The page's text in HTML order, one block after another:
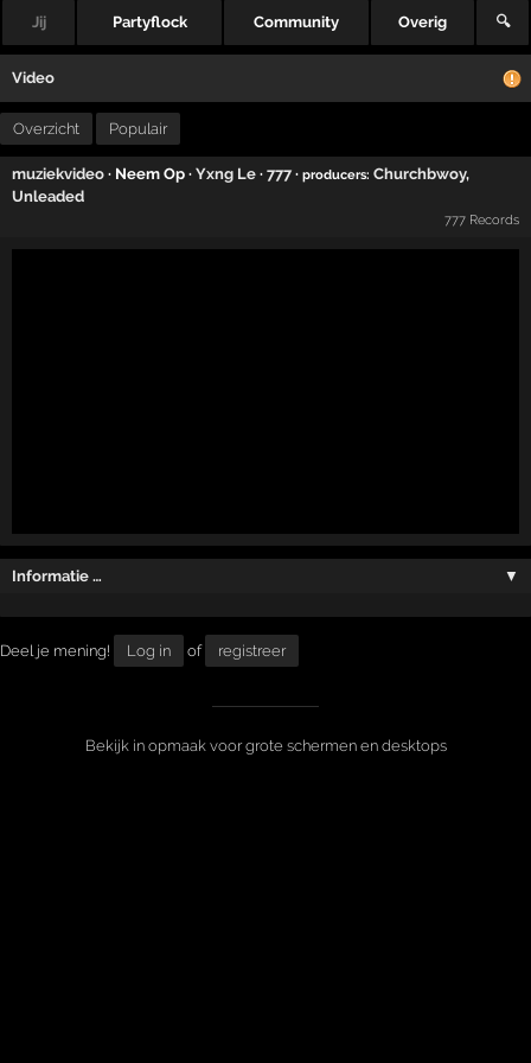
Jij Partyflock Community Overig 🔍
Video
Overzicht Populair
muziekvideo · Neem Op ·Yxng Le ·777 ·producers: Churchbwoy,
Unleaded
777 Records
Informatie … ▼
Deel je mening! Log in of registreer
Bekijk in opmaak voor grote schermen en desktops